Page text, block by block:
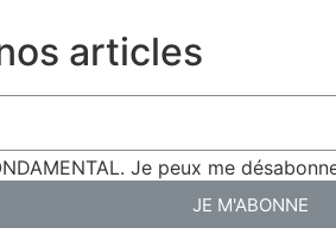
articles
Je peux me
JE M'ABONNE